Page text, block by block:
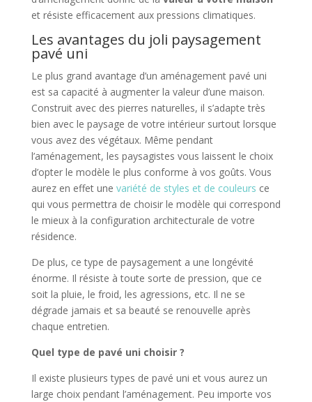
et résiste efficacement aux pressions climatiques.
Les avantages du joli paysagement
pavé uni
Le plus grand avantage d’un aménagement pavé uni
est sa capacité à augmenter la valeur d’une maison.
Construit avec des pierres naturelles, il s’adapte très
bien avec le paysage de votre intérieur surtout lorsque
vous avez des végétaux. Même pendant
l’aménagement, les paysagistes vous laissent le choix
d’opter le modèle le plus conforme à vos goûts. Vous
aurez en effet une variété de styles et de couleurs ce
qui vous permettra de choisir le modèle qui correspond
le mieux à la configuration architecturale de votre
résidence.
De plus, ce type de paysagement a une longévité
énorme. Il résiste à toute sorte de pression, que ce
soit la pluie, le froid, les agressions, etc. Il ne se
dégrade jamais et sa beauté se renouvelle après
chaque entretien.
Quel type de pavé uni choisir ?
Il existe plusieurs types de pavé uni et vous aurez un
large choix pendant l’aménagement. Peu importe vos